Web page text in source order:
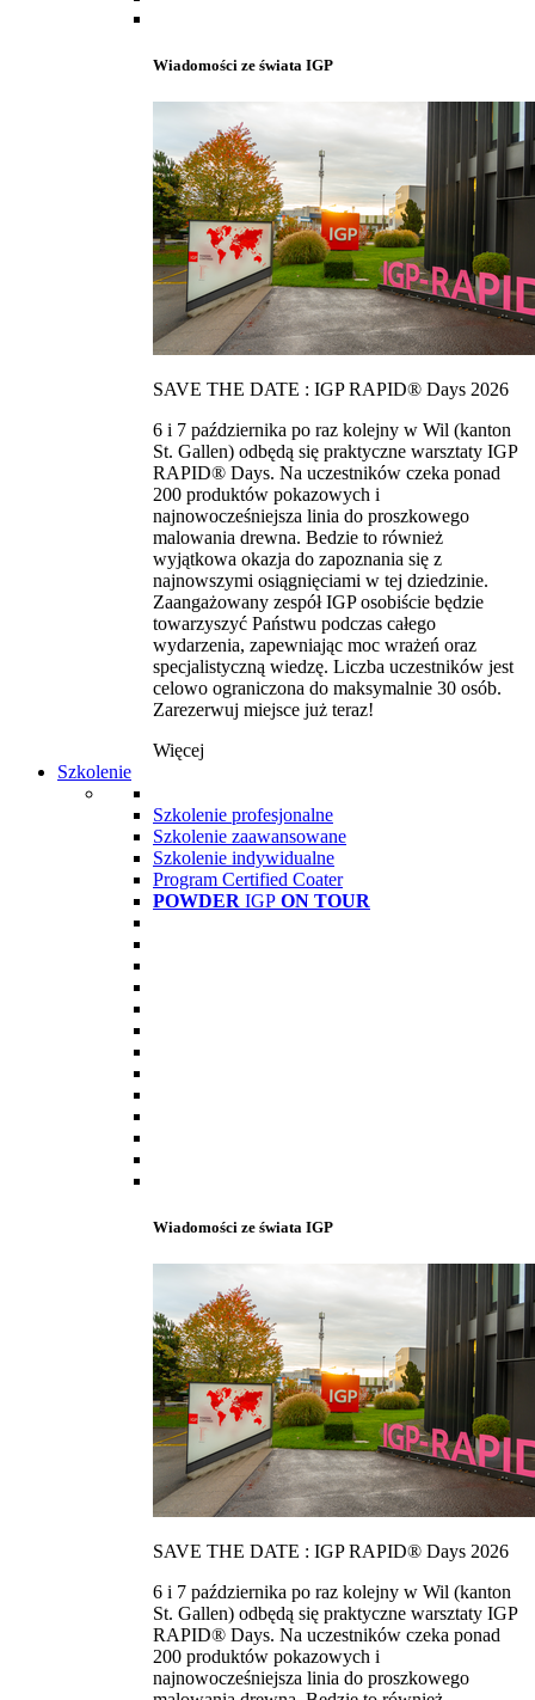
Wiadomości ze świata IGP
SAVE THE DATE : IGP RAPID® Days 2026
6 i 7 października po raz kolejny w Wil (kanton
St. Gallen) odbędą się praktyczne warsztaty IGP
RAPID® Days. Na uczestników czeka ponad
200 produktów pokazowych i
najnowocześniejsza linia do proszkowego
malowania drewna. Bedzie to również
wyjątkowa okazja do zapoznania się z
najnowszymi osiągnięciami w tej dziedzinie.
Zaangażowany zespół IGP osobiście będzie
towarzyszyć Państwu podczas całego
wydarzenia, zapewniając moc wrażeń oraz
specjalistyczną wiedzę. Liczba uczestników jest
celowo ograniczona do maksymalnie 30 osób.
Zarezerwuj miejsce już teraz!
Więcej
Szkolenie
Szkolenie profesjonalne
Szkolenie zaawansowane
Szkolenie indywidualne
Program Certified Coater
POWDER IGP ON TOUR
Wiadomości ze świata IGP
SAVE THE DATE : IGP RAPID® Days 2026
6 i 7 października po raz kolejny w Wil (kanton
St. Gallen) odbędą się praktyczne warsztaty IGP
RAPID® Days. Na uczestników czeka ponad
200 produktów pokazowych i
najnowocześniejsza linia do proszkowego